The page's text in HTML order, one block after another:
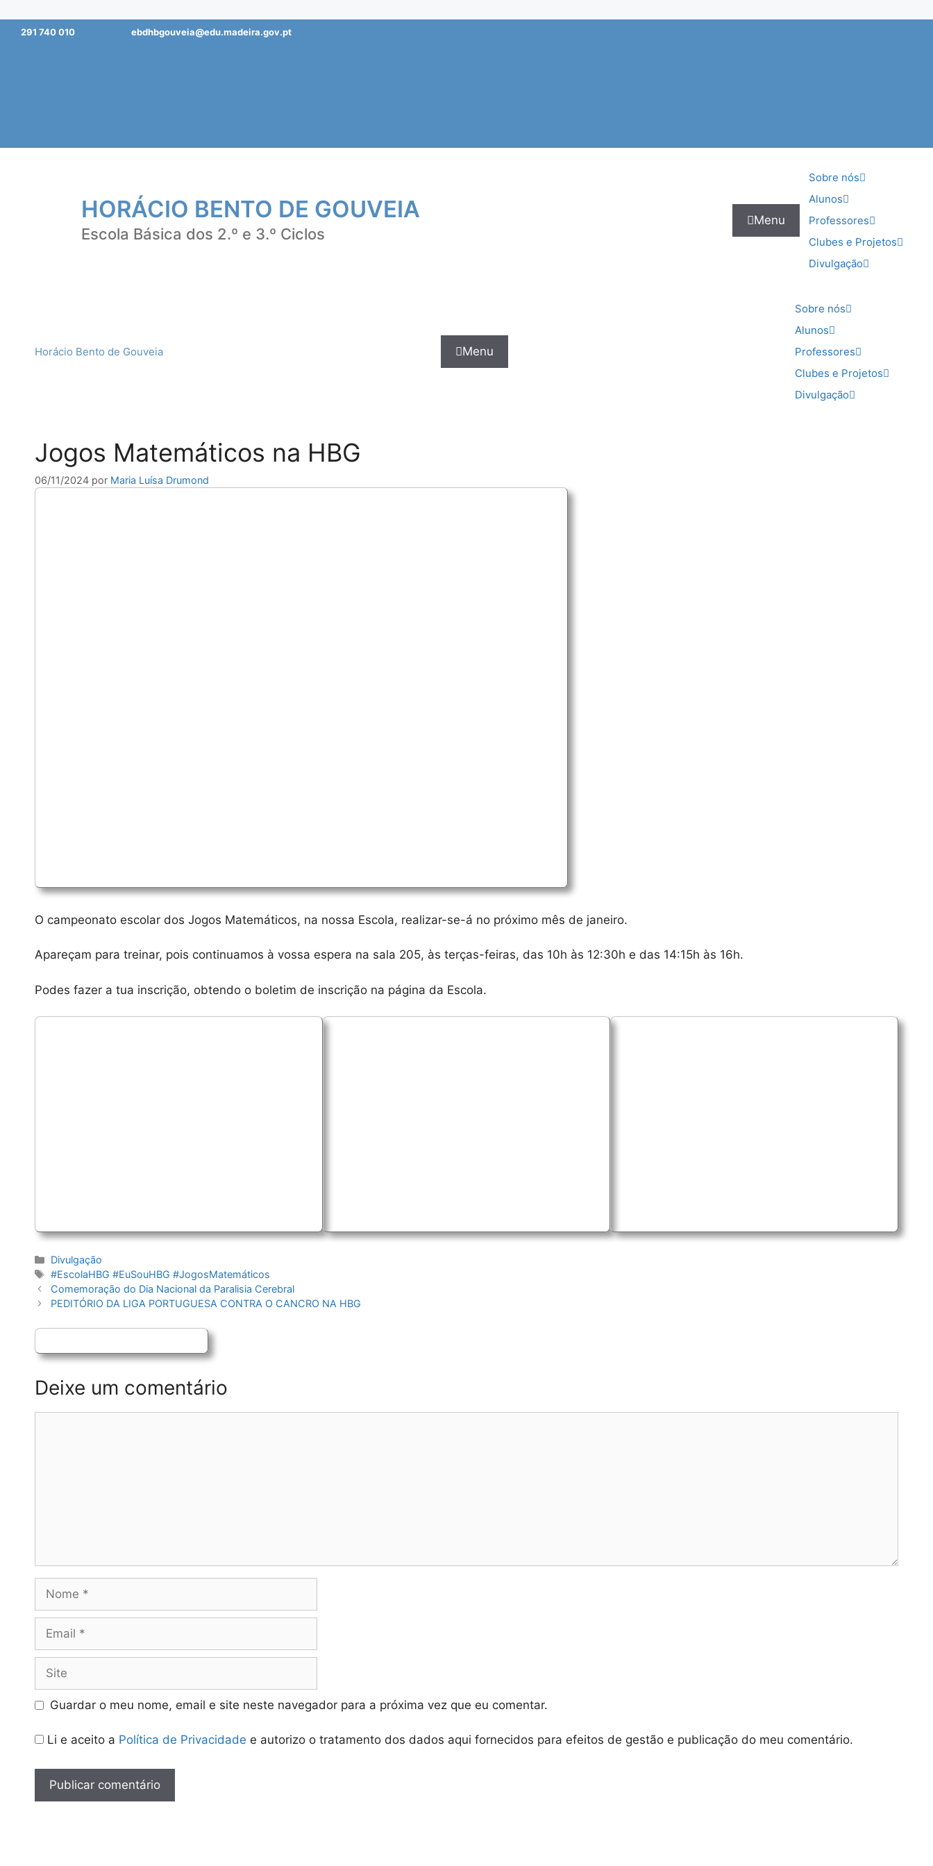
Saltar291 740 010 ebdhbgouveia@edu.madeira.gov.pt
HORÁCIO BENTO DE GOUVEIA
Escola Básica dos 2.º e 3.º Ciclos
Menu
Sobre nós
Alunos
Professores
Clubes e Projetos
Divulgação
Horácio Bento de Gouveia Menu
Sobre nós
Alunos
Professores
Clubes e Projetos
Divulgação
Jogos Matemáticos na HBG
06/11/2024 por Maria Luísa Drumond
O campeonato escolar dos Jogos Matemáticos, na nossa Escola, realizar-se-á no próximo mês de janeiro.
Apareçam para treinar, pois continuamos à vossa espera na sala 205, às terças-feiras, das 10h às 12:30h e das 14:15h às 16h.
Podes fazer a tua inscrição, obtendo o boletim de inscrição na página da Escola.
Categorias
Divulgação
Etiquetas
#EscolaHBG #EuSouHBG #JogosMatemáticos
Navegação
de
Comemoração do Dia Nacional da Paralisia Cerebral
PEDITÓRIO DA LIGA PORTUGUESA CONTRA O CANCRO NA HBG
Deixe um comentário
Guardar o meu nome, email e site neste navegador para a próxima vez que eu comentar.
Li e aceito a Política de Privacidade e autorizo o tratamento dos dados aqui fornecidos para efeitos de gestão e publicação do meu comentário.